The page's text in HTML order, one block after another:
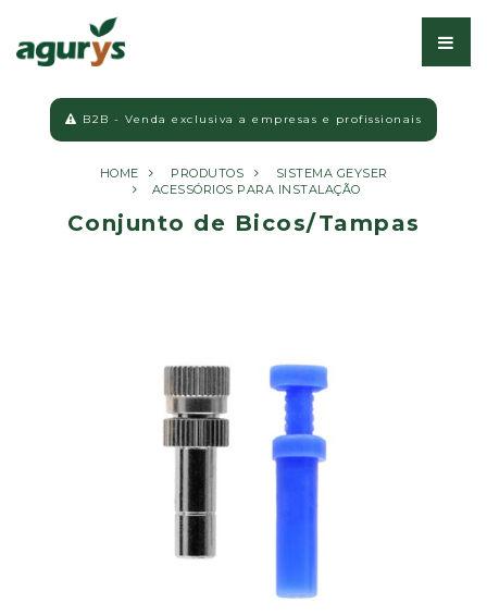
B2B - Venda exclusiva a empresas e profissionais
HOME PRODUTOS
SISTEMA GEYSER
ACESSÓRIOS PARA INSTALAÇÃO
Conjunto de Bicos/Tampas